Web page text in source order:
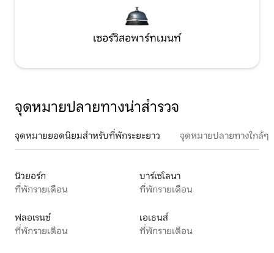
เซอร์วิสอพาร์ทเมนท์
จุดหมายปลายทางน่าสำรวจ
จุดหมายยอดนิยมสำหรับที่พักระยะยาว จุดหมายปลายทางใกล้ๆ
นิวยอร์ก
ที่พักรายเดือน
บาร์เซโลนา
ที่พักรายเดือน
ฟลอเรนซ์
ที่พักรายเดือน
เอเธนส์
ที่พักรายเดือน